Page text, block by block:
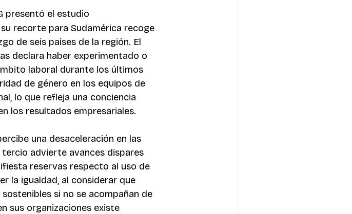
presentó el estudio
recorte para Sudamérica recoge
de seis países de la región. El
declara haber experimentado o
laboral durante los últimos
de género en los equipos de
lo que refleja una conciencia
los resultados empresariales.
una desaceleración en las
advierte avances dispares
reservas respecto al uso de
la igualdad, al considerar que
si no se acompañan de
sus organizaciones existe